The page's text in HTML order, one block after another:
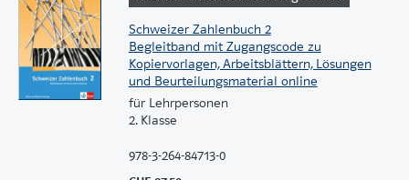
Schweizer Zahlenbuch 2
Begleitband mit Zugangscode zu
Kopiervorlagen, Arbeitsblättern, Lösungen
und Beurteilungsmaterial online
für Lehrpersonen
2. Klasse
978-3-264-84713-0